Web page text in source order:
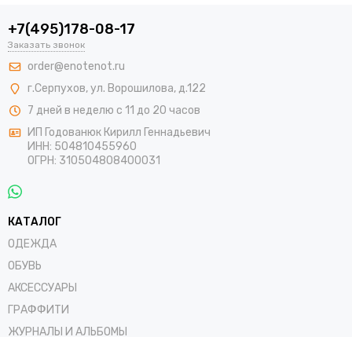
+7(495)178-08-17
Заказать звонок
order@enotenot.ru
г.Серпухов, ул. Ворошилова, д.122
7 дней в неделю с 11 до 20 часов
ИП Годованюк Кирилл Геннадьевич
ИНН: 504810455960
ОГРН: 310504808400031
КАТАЛОГ
ОДЕЖДА
ОБУВЬ
АКСЕССУАРЫ
ГРАФФИТИ
ЖУРНАЛЫ И АЛЬБОМЫ